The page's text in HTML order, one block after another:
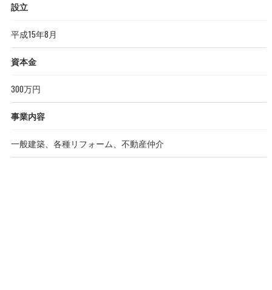
設立
平成15年8月
資本金
300万円
事業内容
一般建築、各種リフォーム、不動産仲介